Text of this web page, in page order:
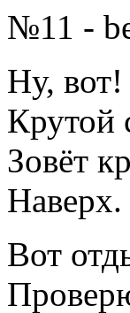
№11 -
Ну,
Крутой
Зовёт
Наверх.
Вот